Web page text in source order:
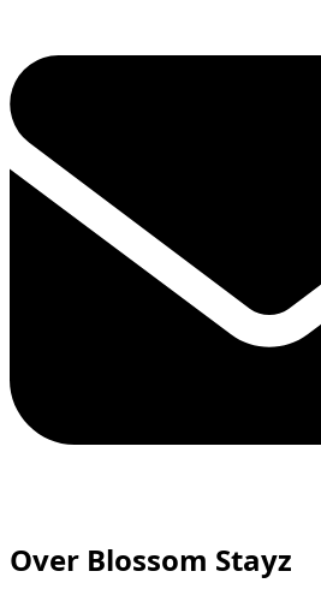
Over Blossom Stayz